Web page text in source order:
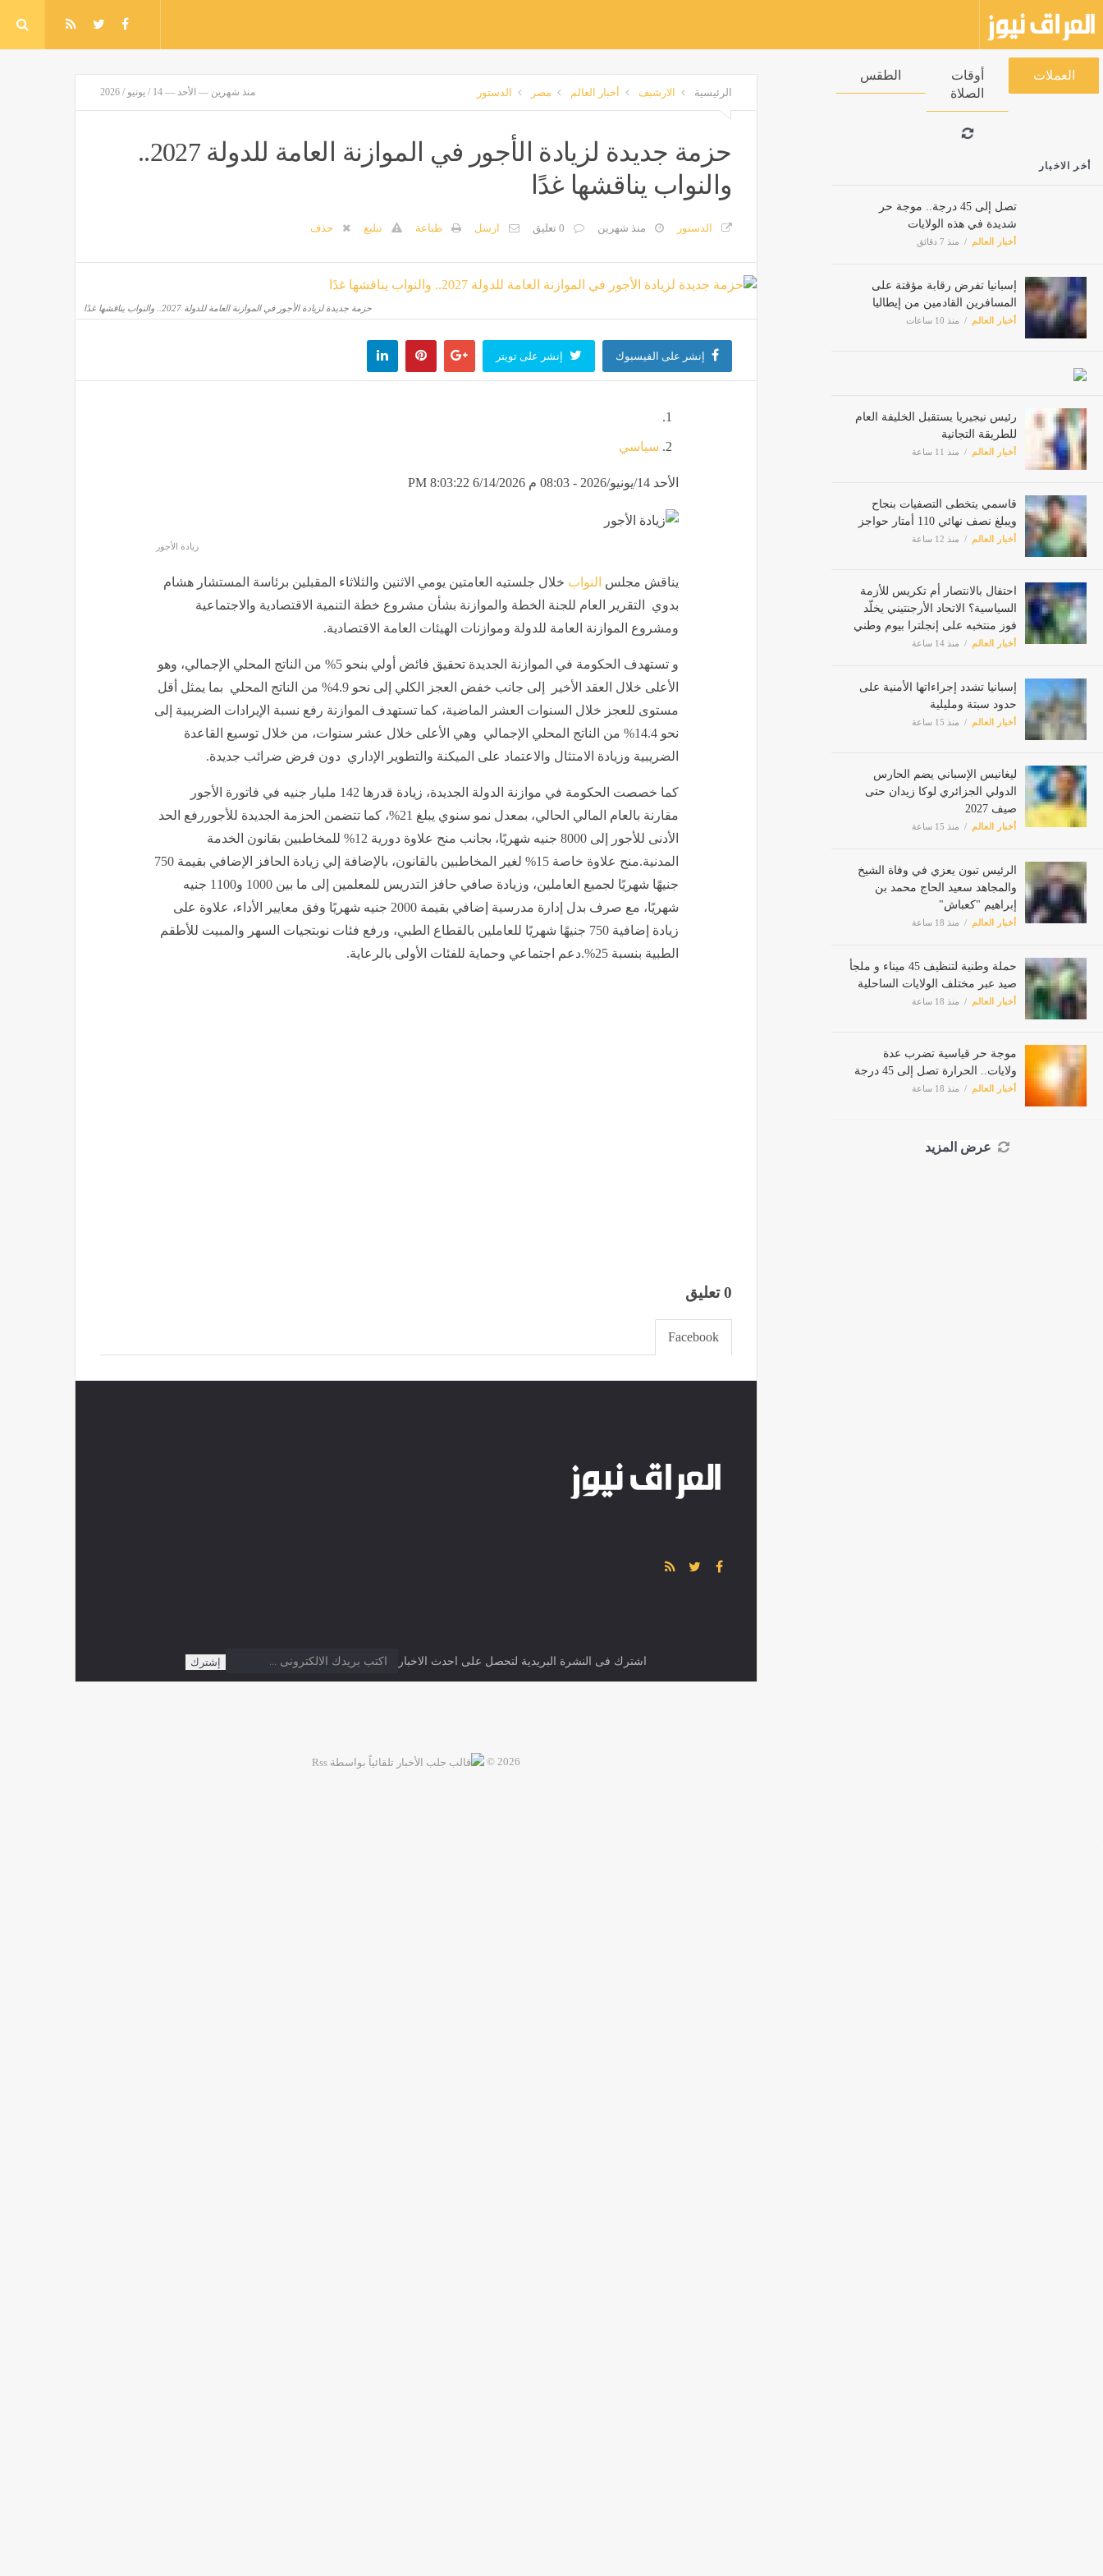
العملات أوقات الصلاة الطقس
أخر الاخبار
شديدة في هذه الولايات
أخبار العالم
إسبانيا تفرض رقابة مؤقتة على
المسافرين القادمين من إيطاليا
أخبار العالم منذ 10 ساعات
رئيس نيجيريا يستقبل الخليفة العام
للطريقة التجانية
أخبار العالم منذ 11 ساعة
قاسمي يتخطى التصفيات بنجاح
ويبلغ نصف نهائي 110 أمتار حواجز
أخبار العالم منذ 12 ساعة
احتفال بالانتصار أم تكريس للأزمة
السياسية؟ الاتحاد الأرجنتيني يخلّد
فوز منتخبه على إنجلترا بيوم وطني
أخبار العالم منذ 14 ساعة
إسبانيا تشدد إجراءاتها الأمنية على
حدود سبتة ومليلية
أخبار العالم منذ 15 ساعة
ليغانيس الإسباني يضم الحارس
الدولي الجزائري لوكا زيدان حتى
صيف 2027
أخبار العالم منذ 15 ساعة
الرئيس تبون يعزي في وفاة الشيخ
والمجاهد سعيد الحاج محمد بن
إبراهيم "كعباش"
أخبار العالم منذ 18 ساعة
حملة وطنية لتنظيف 45 ميناء و ملجأ
صيد عبر مختلف الولايات الساحلية
أخبار العالم منذ 18 ساعة
موجة حر قياسية تضرب عدة
ولايات.. الحرارة تصل إلى 45 درجة
أخبار العالم منذ 18 ساعة
عرض المزيد
الرئيسية الارشيف أخبار العالم مصر الدستور منذ شهرين — الأحد — 14 / يونيو / 2026
حزمة جديدة لزيادة الأجور في الموازنة العامة للدولة 2027..
والنواب يناقشها غدًا
الدستور منذ شهرين 0 تعليق ارسل طباعة تبليغ حذف
حزمة جديدة لزيادة الأجور في الموازنة العامة للدولة 2027.. والنواب يناقشها غدًا
إنشر على الفيسبوك إنشر على تويتر
سياسي
الأحد 14/يونيو/2026 - 08:03 م 6/14/2026 8:03:22 PM
زيادة الأجور
يناقش مجلس النواب خلال جلستيه العامتين يومي الاثنين والثلاثاء المقبلين برئاسة المستشار هشام
بدوي التقرير العام للجنة الخطة والموازنة بشأن مشروع خطة التنمية الاقتصادية والاجتماعية
ومشروع الموازنة العامة للدولة وموازنات الهيئات العامة الاقتصادية.
و تستهدف الحكومة في الموازنة الجديدة تحقيق فائض أولي بنحو 5% من الناتج المحلي الإجمالي، وهو
الأعلى خلال العقد الأخير إلى جانب خفض العجز الكلي إلى نحو 4.9% من الناتج المحلي بما يمثل أقل
مستوى للعجز خلال السنوات العشر الماضية، كما تستهدف الموازنة رفع نسبة الإيرادات الضريبية إلى
نحو 14.4% من الناتج المحلي الإجمالي وهي الأعلى خلال عشر سنوات، من خلال توسيع القاعدة
الضريبية وزيادة الامتثال والاعتماد على الميكنة والتطوير الإداري دون فرض ضرائب جديدة.
كما خصصت الحكومة في موازنة الدولة الجديدة، زيادة قدرها 142 مليار جنيه في فاتورة الأجور
مقارنة بالعام المالي الحالي، بمعدل نمو سنوي يبلغ 21%، كما تتضمن الحزمة الجديدة للأجوررفع الحد
الأدنى للأجور إلى 8000 جنيه شهريًا، بجانب منح علاوة دورية 12% للمخاطبين بقانون الخدمة
المدنية.منح علاوة خاصة 15% لغير المخاطبين بالقانون، بالإضافة إلي زيادة الحافز الإضافي بقيمة 750
جنيهًا شهريًا لجميع العاملين، وزيادة صافي حافز التدريس للمعلمين إلى ما بين 1000 و1100 جنيه
شهريًا، مع صرف بدل إدارة مدرسية إضافي بقيمة 2000 جنيه شهريًا وفق معايير الأداء، علاوة على
زيادة إضافية 750 جنيهًا شهريًا للعاملين بالقطاع الطبي، ورفع فئات نوبتجيات السهر والمبيت للأطقم
الطبية بنسبة 25%.دعم اجتماعي وحماية للفئات الأولى بالرعاية.
0 تعليق
Facebook
اشترك فى النشرة البريدية لتحصل على احدث الاخبار
2026 ©